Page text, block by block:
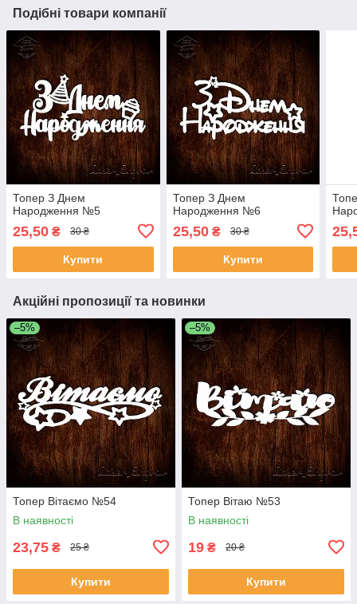
Подібні товари компанії
Топер З Днем
Народження №5
25,50 ₴ 30 ₴
Купити
Топер З Днем
Народження №6
25,50₴ 30 ₴
Купити
Акційні пропозиції та новинки
–5%
Топер Вітаємо №54
В наявності
23,75 ₴ 25 ₴
Купити
–5%
Топер Вітаю №53
В наявності
19 ₴ 20 ₴
Купити